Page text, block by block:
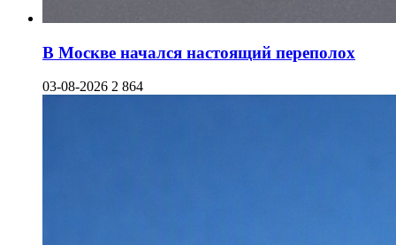
В Москве начался настоящий переполох
03-08-2026 2 864